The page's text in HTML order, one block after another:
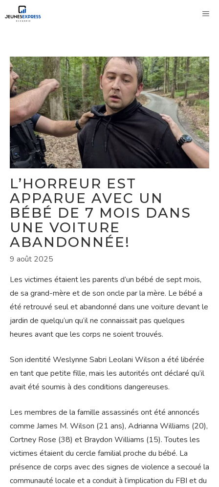
au
L’HORREUR EST
APPARUE AVEC UN
BÉBÉ DE 7 MOIS DANS
UNE VOITURE
ABANDONNÉE!
9 août 2025
Les victimes étaient les parents d’un bébé de sept mois,
de sa grand-mère et de son oncle par la mère. Le bébé a
été retrouvé seul et abandonné dans une voiture devant le
jardin de quelqu’un qu’il ne connaissait pas quelques
heures avant que les corps ne soient trouvés.
Son identité Weslynne Sabri Leolani Wilson a été libérée
en tant que petite fille, mais les autorités ont déclaré qu’il
avait été soumis à des conditions dangereuses.
Les membres de la famille assassinés ont été annoncés
comme James M. Wilson (21 ans), Adrianna Williams (20),
Cortney Rose (38) et Braydon Williams (15). Toutes les
victimes étaient du cercle familial proche du bébé. La
présence de corps avec des signes de violence a secoué la
communauté locale et a conduit à l’implication du FBI et du